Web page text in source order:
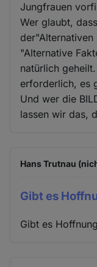
Jungfrauen
Wer glaubt,
"Alternative
natürlich
erforderlich, es
Und wer die
lassen wir das,
Hans Trutnau
Gibt es
Gibt es